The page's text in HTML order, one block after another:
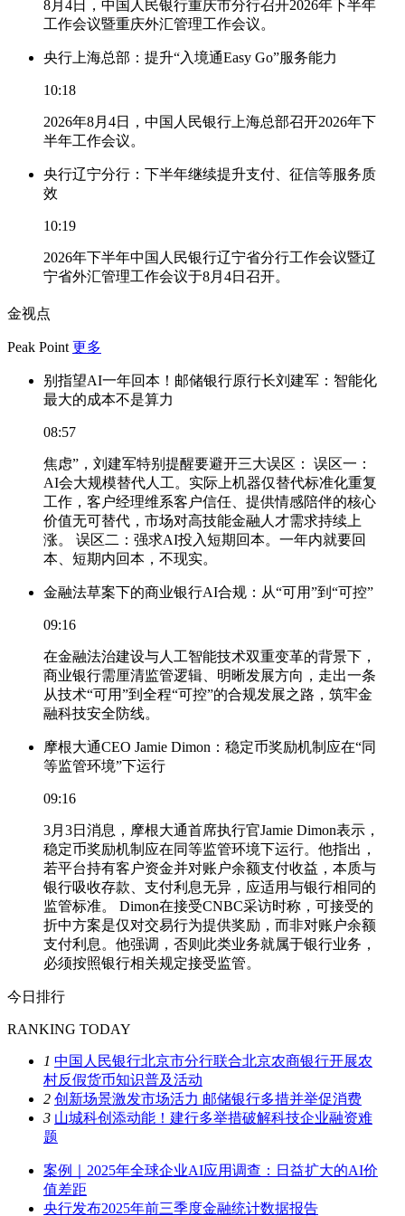
8月4日，中国人民银行重庆市分行召开2026年下半年
工作会议暨重庆外汇管理工作会议。
央行上海总部：提升“入境通Easy Go”服务能力
10:18
2026年8月4日，中国人民银行上海总部召开2026年下
半年工作会议。
央行辽宁分行：下半年继续提升支付、征信等服务质
效
10:19
2026年下半年中国人民银行辽宁省分行工作会议暨辽
宁省外汇管理工作会议于8月4日召开。
金视点
Peak Point 更多
别指望AI一年回本！邮储银行原行长刘建军：智能化
最大的成本不是算力
08:57
焦虑”，刘建军特别提醒要避开三大误区： 误区一：
AI会大规模替代人工。实际上机器仅替代标准化重复
工作，客户经理维系客户信任、提供情感陪伴的核心
价值无可替代，市场对高技能金融人才需求持续上
涨。 误区二：强求AI投入短期回本。一年内就要回
本、短期内回本，不现实。
金融法草案下的商业银行AI合规：从“可用”到“可控”
09:16
在金融法治建设与人工智能技术双重变革的背景下，
商业银行需厘清监管逻辑、明晰发展方向，走出一条
从技术“可用”到全程“可控”的合规发展之路，筑牢金
融科技安全防线。
摩根大通CEO Jamie Dimon：稳定币奖励机制应在“同
等监管环境”下运行
09:16
3月3日消息，摩根大通首席执行官Jamie Dimon表示，
稳定币奖励机制应在同等监管环境下运行。他指出，
若平台持有客户资金并对账户余额支付收益，本质与
银行吸收存款、支付利息无异，应适用与银行相同的
监管标准。 Dimon在接受CNBC采访时称，可接受的
折中方案是仅对交易行为提供奖励，而非对账户余额
支付利息。他强调，否则此类业务就属于银行业务，
必须按照银行相关规定接受监管。
今日排行
RANKING TODAY
1 中国人民银行北京市分行联合北京农商银行开展农
村反假货币知识普及活动
2 创新场景激发市场活力 邮储银行多措并举促消费
3 山城科创添动能！建行多举措破解科技企业融资难
题
案例｜2025年全球企业AI应用调查：日益扩大的AI价
值差距
央行发布2025年前三季度金融统计数据报告